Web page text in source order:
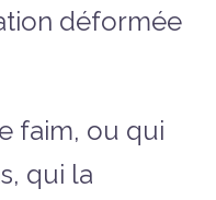
déformée
faim, ou qui
qui la